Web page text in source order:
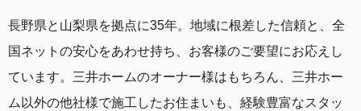
⻑野県と⼭梨県を拠点に35年。 地域に根差した信頼と、全
国ネットの安⼼をあわせ持ち、お客様のご要望にお応えし
ています。 三井ホームのオーナー様はもちろん、三井ホー
ム以外の他社様で施⼯したお住まいも、経験豊富なスタッ